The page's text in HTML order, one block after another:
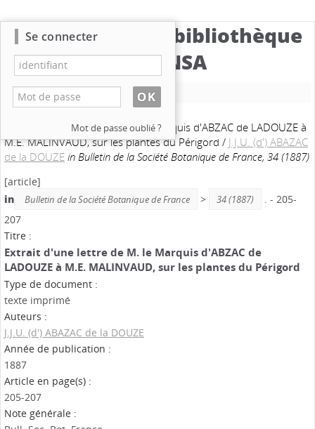
Catalogue de la bibliothèque
du CBNSA
Nouvelle recherche
34. Extrait d'une lettre de M. le Marquis d'ABZAC de LADOUZE à
M.E. MALINVAUD, sur les plantes du Périgord / J.J.U. (d') ABAZAC
de la DOUZEin Bulletin de la Société Botanique de France, 34 (1887)
[article]
in
Bulletin de la Société Botanique de France > 34 (1887)
. - 205-
207
Titre :
Extrait d'une lettre de M. le Marquis d'ABZAC de
LADOUZE à M.E. MALINVAUD, sur les plantes du Périgord
Type de document :
texte imprimé
Auteurs :
J.J.U. (d') ABAZAC de la DOUZE
Année de publication :
1887
Article en page(s) :
205-207
Note générale :
Se connecter
Mot de passe oublié ?